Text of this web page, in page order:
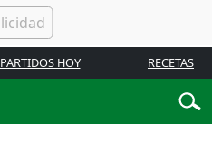
PARTIDOS HOY RECETAS